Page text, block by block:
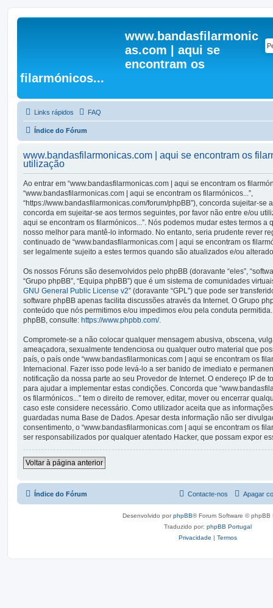
www.bandasfilarmonic
as.com | aqui se
encontram os
filarmónicos...
Links rápidos FAQ
Índice do Fórum
www.bandasfilarmonicas.com | aqui se encontram os
utilização
Ao entrar em “www.bandasfilarmonicas.com | aqui se encontram os
“www.bandasfilarmonicas.com | aqui se encontram os filarmónicos...”,
“https://www.bandasfilarmonicas.com/forum/phpBB”), concorda sujeitar-se
concorda em sujeitar-se aos termos seguintes, por favor não entre e/ou
aqui se encontram os filarmónicos...”. Nós podemos mudar estes termos a
nosso melhor para mantê-lo informado. No entanto, seria prudente rever
continuado de “www.bandasfilarmonicas.com | aqui se encontram os
ser legalmente sujeito a estes termos quando são atualizados e/ou
Os nossos Fóruns são desenvolvidos pelo phpBB (doravante “eles”,
“Grupo phpBB”, “Equipa phpBB”) que é um sistema de comunidades
GNU General Public License v2” (doravante “GPL”) que pode ser
software phpBB apenas facilita discussões através da Internet. O Grupo
conteúdo que nós permitimos e/ou impedimos e/ou pela conduta
phpBB, consulte: https://www.phpbb.com/.
Compromete-se a não colocar qualquer mensagem abusiva, obscena,
ameaçadora, sexualmente tendenciosa ou qualquer outro material que
país, o país onde “www.bandasfilarmonicas.com | aqui se encontram os
Internacional. Fazer isso pode levá-lo a ser banido de imediato e
notificação da nossa parte ao seu Provedor de Internet. O endereço IP de
para ajudar a implementar estas condições. Concorda que
os filarmónicos...” tem o direito de remover, editar, mover ou encerrar
caso este considere necessário. Como utilizador aceita que as
guardadas numa Base de Dados. Apesar desta informação não ser
consentimento, o “www.bandasfilarmonicas.com | aqui se encontram os
ser responsabilizados por qualquer atentado Hacker, que possam expor
Voltar à página anterior
Índice do Fórum Apagar
Contacte-nos
Desenvolvido porphpBB® Forum Software © phpBB
Traduzido por: phpBB Portugal
Privacidade | Termos